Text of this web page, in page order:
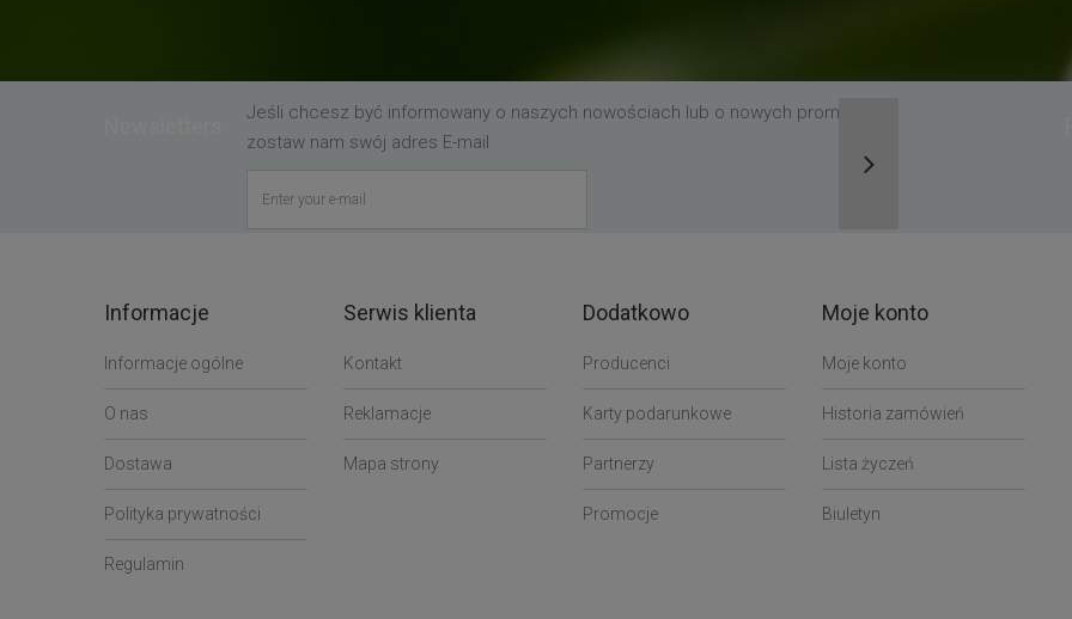
Jeśli chcesz być informowany o naszych nowościach lub o nowych promocjach,
zostaw nam swój adres E-mail
Informacje
Informacje ogólne
O nas
Dostawa
Polityka prywatności
Regulamin
Serwis klienta
Kontakt
Reklamacje
Mapa strony
Dodatkowo
Producenci
Karty podarunkowe
Partnerzy
Promocje
Moje konto
Moje konto
Historia zamówień
Lista życzeń
Biuletyn